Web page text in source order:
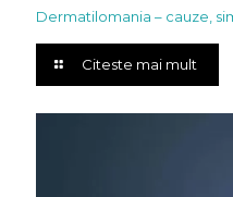
Dermatilomania – cauze,
Citeste mai mult